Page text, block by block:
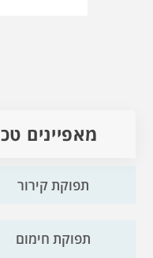
מאפיינים
תפוקת קירור
תפוקת חימום